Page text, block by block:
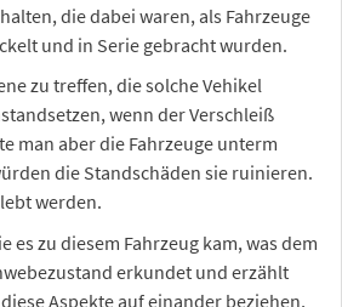
die dabei waren, als Fahrzeuge
und in Serie gebracht wurden.
zu treffen, die solche Vehikel
wenn der Verschleiß
man aber die Fahrzeuge unterm
die Standschäden sie ruinieren.
werden.
es zu diesem Fahrzeug kam, was dem
erkundet und erzählt
Aspekte auf einander beziehen,